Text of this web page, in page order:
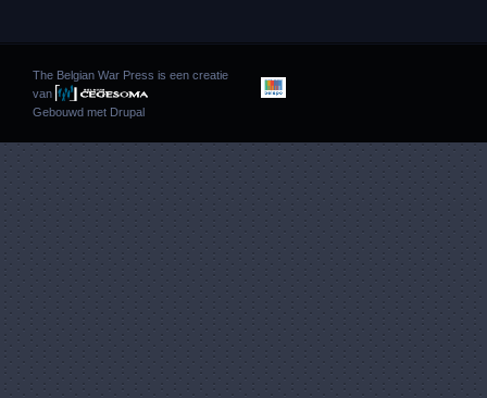
The Belgian War Press is een creatie
van
Gebouwd met Drupal